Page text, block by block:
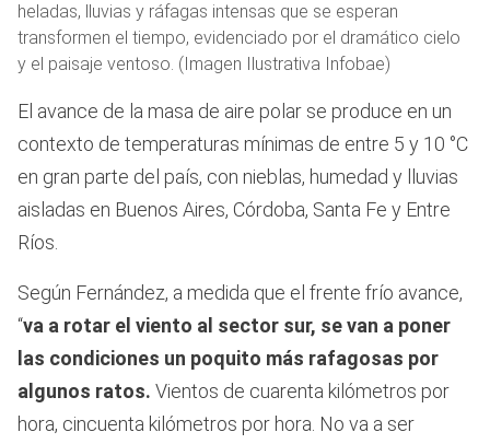
heladas, lluvias y ráfagas intensas que se esperan
transformen el tiempo, evidenciado por el dramático cielo
y el paisaje ventoso. (Imagen Ilustrativa Infobae)
El avance de la masa de aire polar se produce en un
contexto de temperaturas mínimas de entre 5 y 10 °C
en gran parte del país, con nieblas, humedad y lluvias
aisladas en Buenos Aires, Córdoba, Santa Fe y Entre
Ríos.
Según Fernández, a medida que el frente frío avance,
“va a rotar el viento al sector sur, se van a poner
las condiciones un poquito más rafagosas por
algunos ratos. Vientos de cuarenta kilómetros por
hora, cincuenta kilómetros por hora. No va a ser